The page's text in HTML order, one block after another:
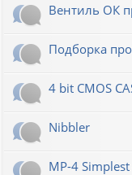
Вентиль ОК
Подборка
4 bit CMOS
Nibbler
MP-4 Simplest